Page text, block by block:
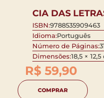
CIA DAS
ISBN:9788535909463
Idioma:Português
Número de Páginas:
Dimensões:18,5 ×
R$ 59,90
COMPRAR